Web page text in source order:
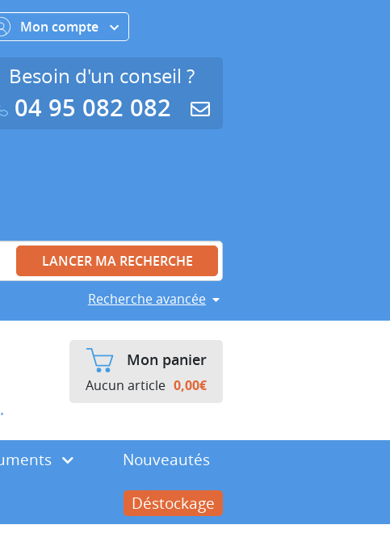
Recherche avancée
Mon compte
Besoin d'un conseil ?
04 95 082 082
Mon panier
Aucun article 0,00€
Nouveautés
Déstockage